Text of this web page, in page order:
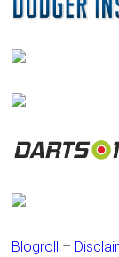
Blogroll –